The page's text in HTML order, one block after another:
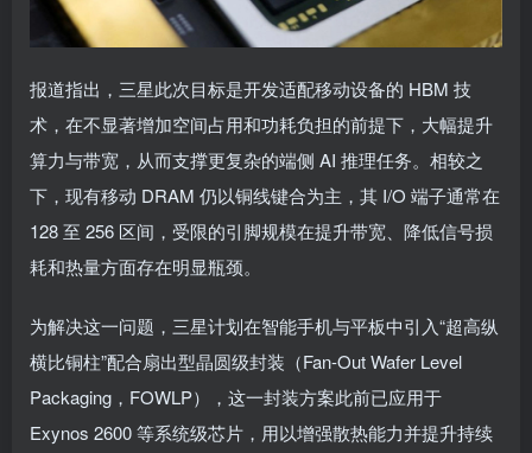
报道指出，三星此次目标是开发适配移动设备的 HBM 技
术，在不显著增加空间占用和功耗负担的前提下，大幅提升
算力与带宽，从而支撑更复杂的端侧 AI 推理任务。相较之
下，现有移动 DRAM 仍以铜线键合为主，其 I/O 端子通常在
128 至 256 区间，受限的引脚规模在提升带宽、降低信号损
耗和热量方面存在明显瓶颈。
为解决这一问题，三星计划在智能手机与平板中引入“超高纵
横比铜柱”配合扇出型晶圆级封装（Fan-Out Wafer Level
Packaging，FOWLP），这一封装方案此前已应用于
Exynos 2600 等系统级芯片，用以增强散热能力并提升持续